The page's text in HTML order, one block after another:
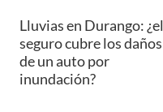
Lluvias en Durango: ¿el
seguro cubre los daños
de un auto por
inundación?